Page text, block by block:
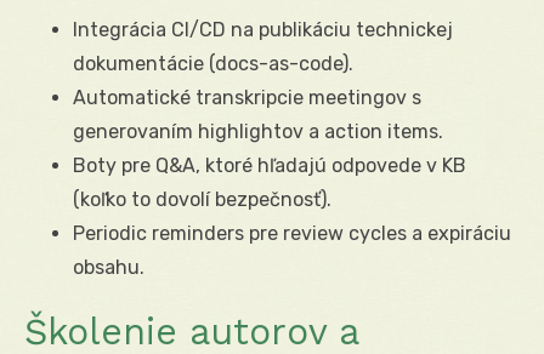
Integrácia CI/CD na publikáciu technickej
dokumentácie (docs-as-code).
Automatické transkripcie meetingov s
generovaním highlightov a action items.
Boty pre Q&A, ktoré hľadajú odpovede v KB
(koľko to dovolí bezpečnosť).
Periodic reminders pre review cycles a expiráciu
obsahu.
Školenie autorov a